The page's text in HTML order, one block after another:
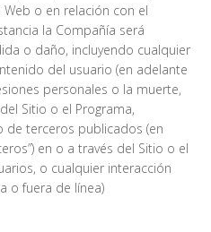
o en relación con el
la Compañía será
o daño, incluyendo cualquier
del usuario (en adelante
personales o la muerte,
Sitio o el Programa,
de terceros publicados (en
en o a través del Sitio o el
o cualquier interacción
o fuera de línea)